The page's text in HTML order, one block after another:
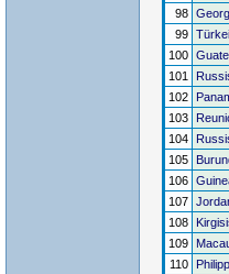
98
99
100
101
102
103
104
105
106
107
108
109
110